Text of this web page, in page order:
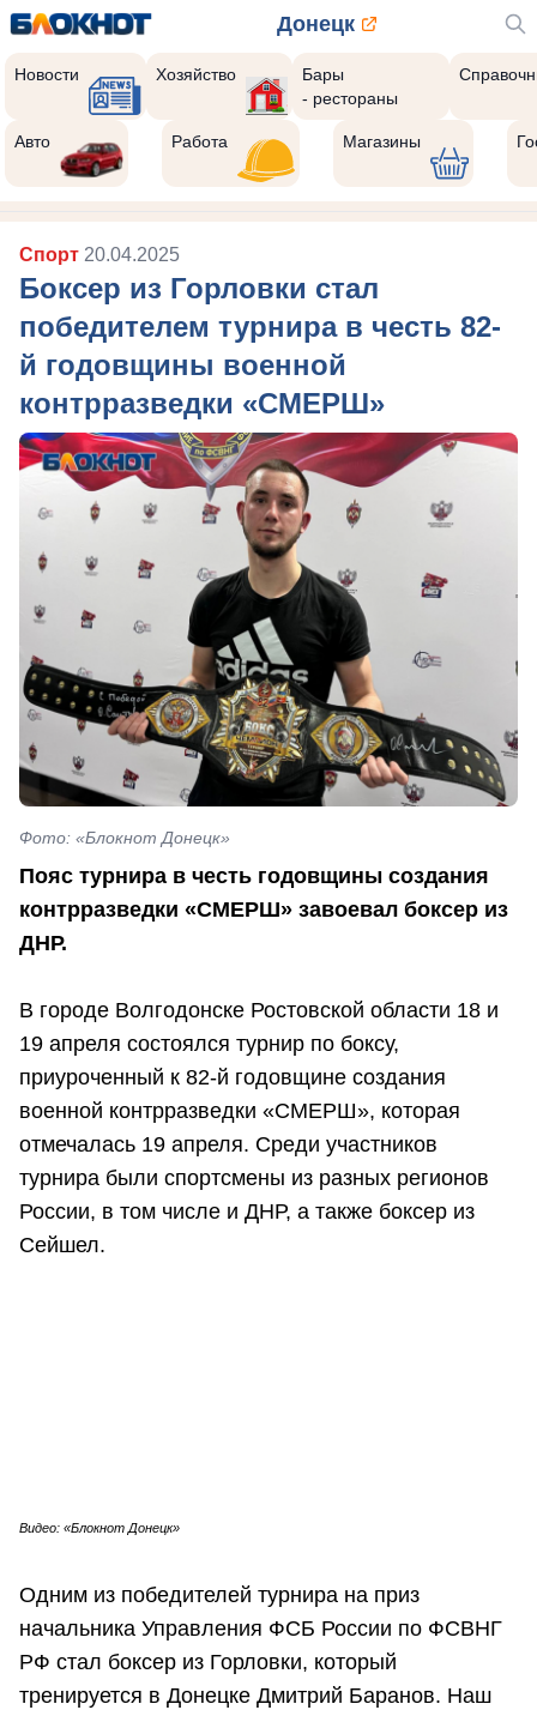
Донецк
Новости Хозяйство
Бары
- рестораны
Авто Работа Магазины
Спорт 20.04.2025
Боксер из Горловки стал
победителем турнира в честь 82-
й годовщины военной
контрразведки «СМЕРШ»
Фото: «Блокнот Донецк»
Пояс турнира в честь годовщины создания
контрразведки «СМЕРШ» завоевал боксер из
ДНР.
В городе Волгодонске Ростовской области 18 и
19 апреля состоялся турнир по боксу,
приуроченный к 82-й годовщине создания
военной контрразведки «СМЕРШ», которая
отмечалась 19 апреля. Среди участников
турнира были спортсмены из разных регионов
России, в том числе и ДНР, а также боксер из
Сейшел.
Видео: «Блокнот Донецк»
Одним из победителей турнира на приз
начальника Управления ФСБ России по ФСВНГ
РФ стал боксер из Горловки, который
тренируется в Донецке Дмитрий Баранов. Наш